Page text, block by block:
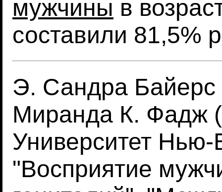
мужчины в
составили 81,5%
Э. Сандра Байерс
Миранда К. Фадж
Университет
"Восприятие